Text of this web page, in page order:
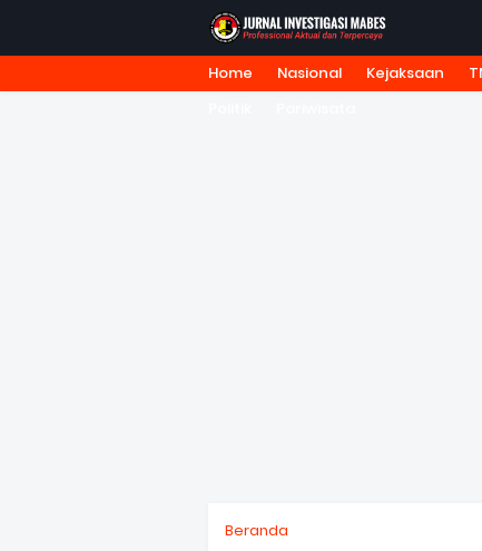
HOME TENTANG KAMI
Home Nasional Kejaksaan
Beranda